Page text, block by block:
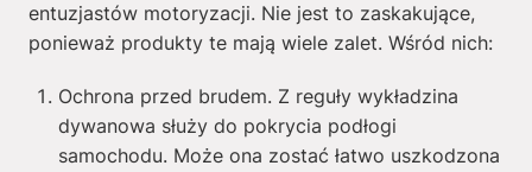
entuzjastów motoryzacji. Nie jest to zaskakujące,
ponieważ produkty te mają wiele zalet. Wśród nich:
Ochrona przed brudem. Z reguły wykładzina
dywanowa służy do pokrycia podłogi
samochodu. Może ona zostać łatwo uszkodzona